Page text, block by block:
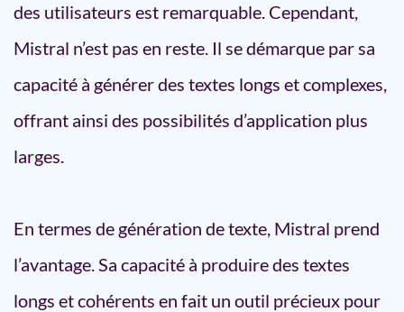
des utilisateurs est remarquable. Cependant,
Mistral n’est pas en reste. Il se démarque par sa
capacité à générer des textes longs et complexes,
offrant ainsi des possibilités d’application plus
larges.
En termes de génération de texte, Mistral prend
l’avantage. Sa capacité à produire des textes
longs et cohérents en fait un outil précieux pour